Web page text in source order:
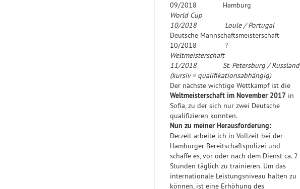
09/2018 Hamburg
World Cup
10/2018Loule / Portugal
Deutsche Mannschaftsmeisterschaft
10/2018 ?
Weltmeisterschaft
11/2018 St. Petersburg / Russland
(kursiv = qualifikationsabhängig)
Der nächste wichtige Wettkampf ist die
Weltmeisterschaft im November 2017 in
Sofia, zu der sich nur zwei Deutsche
qualifizieren konnten.
Nun zu meiner Herausforderung:
Derzeit arbeite ich in Vollzeit bei der
Hamburger Bereitschaftspolizei und
schaffe es, vor oder nach dem Dienst ca. 2
Stunden täglich zu trainieren. Um das
internationale Leistungsniveau halten zu
können, ist eine Erhöhung des